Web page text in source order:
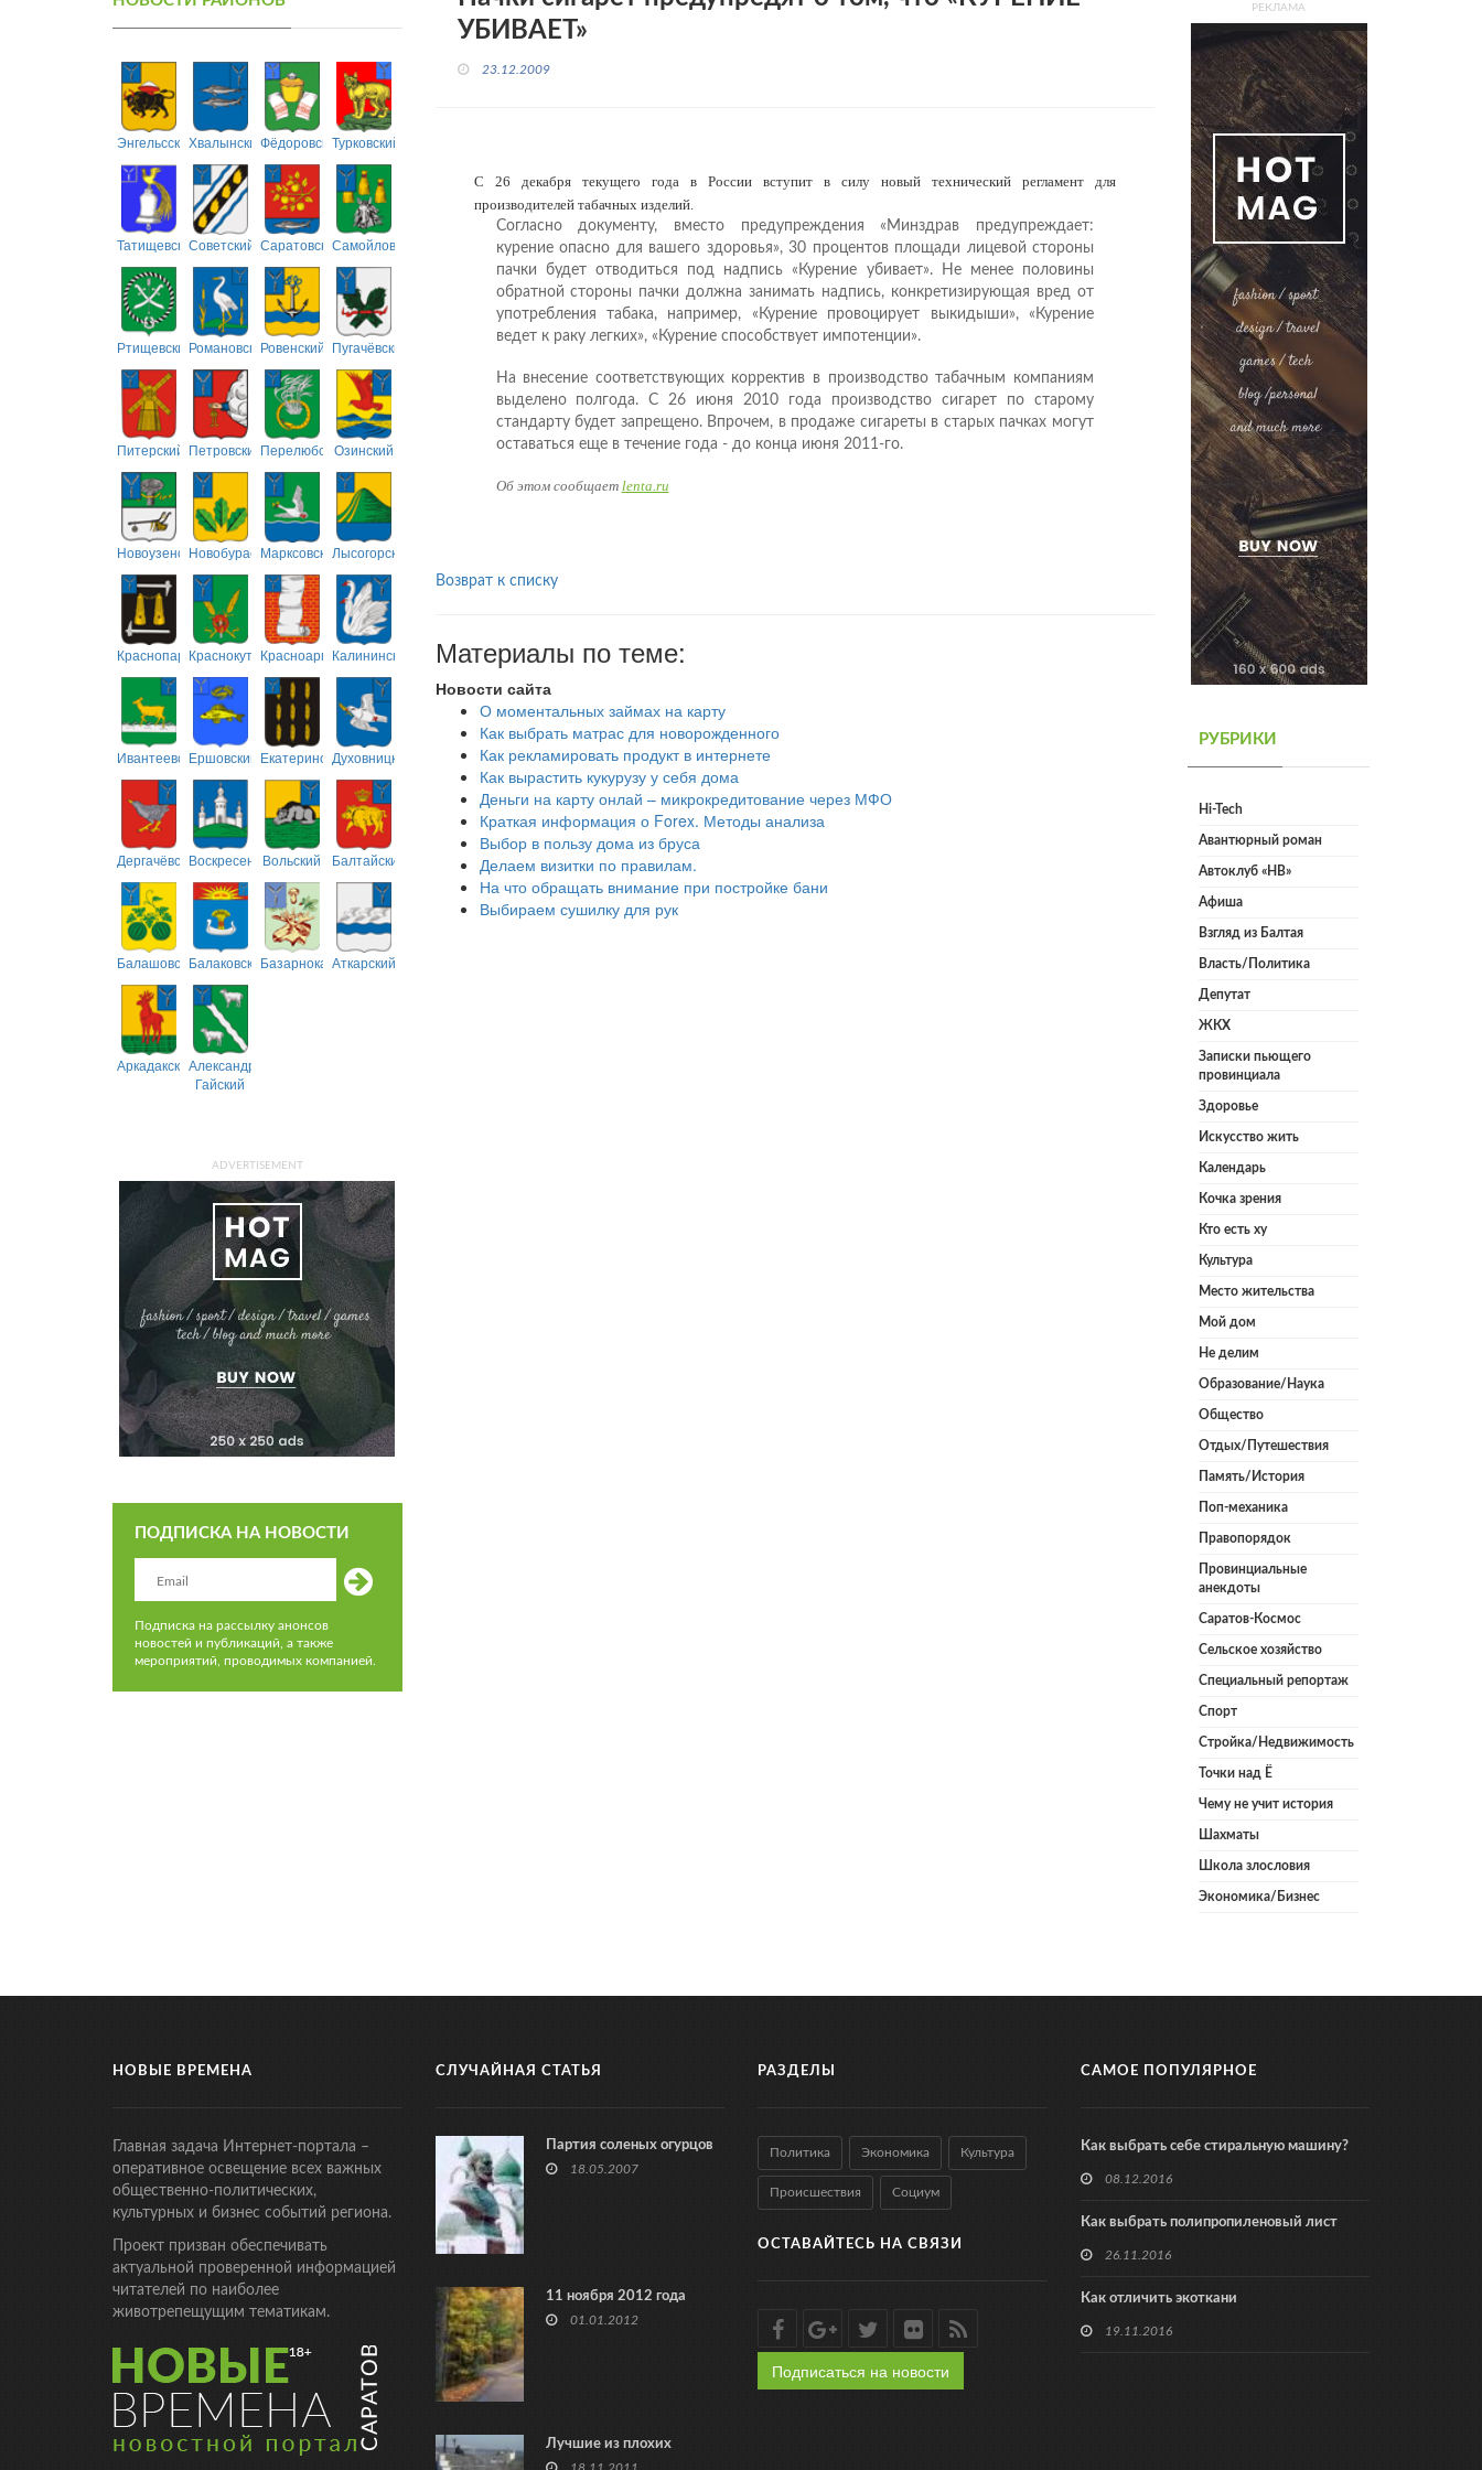
ЭнгельсскийХвалынскийФёдоровскийТурковский
ТатищевскийСоветский СаратовскийСамойловский
РтищевскийРомановскийРовенский Пугачёвский
Питерский ПетровскийПерелюбскийОзинский
НовоузенскийНовобурасскийМарксовскийЛысогорский
Краснопартизанский
КраснокутскийКрасноармейский
Калининский
ИвантеевскийЕршовский ЕкатериновскийДуховницкий
ДергачёвскийВоскресенскийВольский Балтайский
БалашовскийБалаковскийБазарнокарабулакский
Аткарский
АркадакскийАлександрово-
Гайский
ADVERTISEMENT
ПОДПИСКА НА НОВОСТИ
Подписка на рассылку анонсов
новостей и публикаций, а также
мероприятий, проводимых компанией.
УБИВАЕТ»
23.12.2009
С 26 декабря текущего года в России вступит в силу новый технический регламент для
производителей табачных изделий.
Согласно документу, вместо предупреждения «Минздрав предупреждает:
курение опасно для вашего здоровья», 30 процентов площади лицевой стороны
пачки будет отводиться под надпись «Курение убивает». Не менее половины
обратной стороны пачки должна занимать надпись, конкретизирующая вред от
употребления табака, например, «Курение провоцирует выкидыши», «Курение
ведет к раку легких», «Курение способствует импотенции».
На внесение соответствующих корректив в производство табачным компаниям
выделено полгода. С 26 июня 2010 года производство сигарет по старому
стандарту будет запрещено. Впрочем, в продаже сигареты в старых пачках могут
оставаться еще в течение года - до конца июня 2011-го.
Об этом сообщает lenta.ru
Возврат к списку
Материалы по теме:
Новости сайта
О моментальных займах на карту
Как выбрать матрас для новорожденного
Как рекламировать продукт в интернете
Как вырастить кукурузу у себя дома
Деньги на карту онлай – микрокредитование через МФО
Краткая информация о Forex. Методы анализа
Выбор в пользу дома из бруса
Делаем визитки по правилам.
На что обращать внимание при постройке бани
Выбираем сушилку для рук
РЕКЛАМА
РУБРИКИ
Hi-Tech
Авантюрный роман
Автоклуб «НВ»
Афиша
Взгляд из Балтая
Власть/Политика
Депутат
ЖКХ
Записки пьющего
провинциала
Здоровье
Искусство жить
Календарь
Кочка зрения
Кто есть ху
Культура
Место жительства
Мой дом
Не делим
Образование/Наука
Общество
Отдых/Путешествия
Память/История
Поп-механика
Правопорядок
Провинциальные
анекдоты
Саратов-Космос
Сельское хозяйство
Специальный репортаж
Спорт
Стройка/Недвижимость
Точки над Ё
Чему не учит история
Шахматы
Школа злословия
Экономика/Бизнес
НОВЫЕ ВРЕМЕНА
Главная задача Интернет-портала –
оперативное освещение всех важных
общественно-политических,
культурных и бизнес событий региона.
Проект призван обеспечивать
актуальной проверенной информацией
читателей по наиболее
животрепещущим тематикам.
СЛУЧАЙНАЯ СТАТЬЯ
Партия соленых огурцов
18.05.2007
11 ноября 2012 года
01.01.2012
Лучшие из плохих
РАЗДЕЛЫ
Политика Экономика Культура
Происшествия Социум
ОСТАВАЙТЕСЬ НА СВЯЗИ
Подписаться на новости
САМОЕ ПОПУЛЯРНОЕ
Как выбрать себе стиральную машину?
08.12.2016
Как выбрать полипропиленовый лист
26.11.2016
Как отличить экоткани
19.11.2016